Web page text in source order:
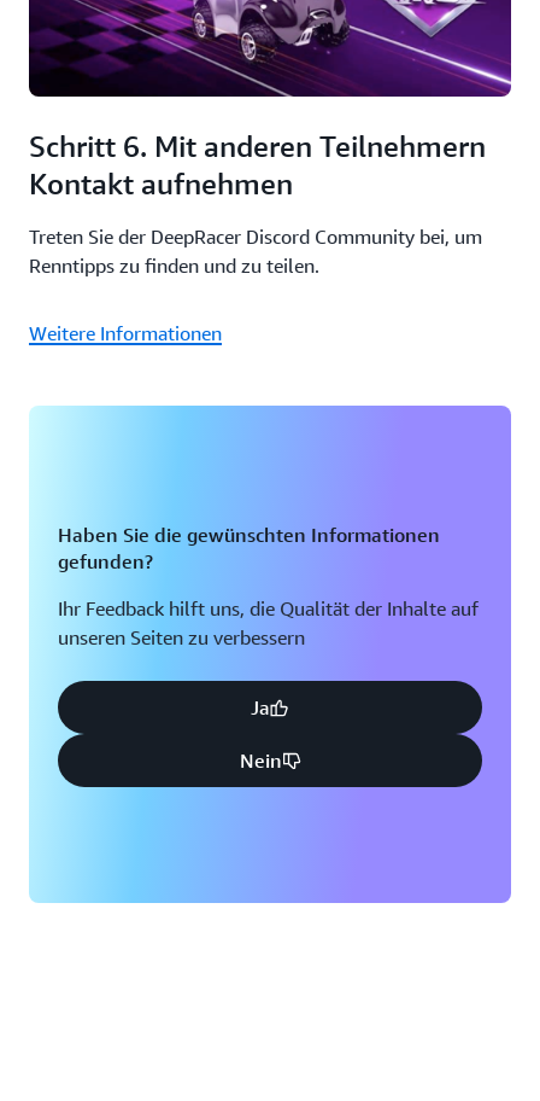
Schritt 6. Mit anderen Teilnehmern
Kontakt aufnehmen
Treten Sie der DeepRacer Discord Community bei, um
Renntipps zu finden und zu teilen.
Weitere Informationen
Haben Sie die gewünschten Informationen
gefunden?
Ihr Feedback hilft uns, die Qualität der Inhalte auf
unseren Seiten zu verbessern
Ja
Nein